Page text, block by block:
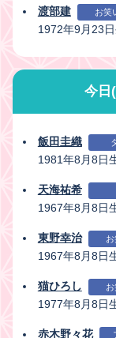
渡部建 お笑
1972年9月23
今日
飯田圭織
1981年8月8日
天海祐希
1967年8月8日
東野幸治 お
1967年8月8日
猫ひろし お
1977年8月8日
赤木野々花